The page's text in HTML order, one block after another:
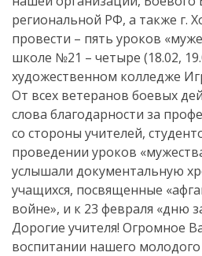
региональной РФ, а также г.
провести – пять уроков
школе №21 – четыре (18.02,
художественном колледже
От всех ветеранов боевых
слова благодарности за
со стороны учителей,
проведении уроков
услышали документальную
учащихся, посвященные
войне», и к 23 февраля «дню
Дорогие учителя! Огромное
воспитании нашего